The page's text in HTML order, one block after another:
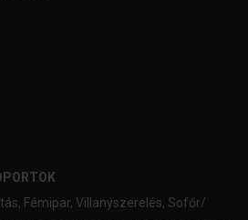
, Fémipar, Villanyszerelés, Sofőr/